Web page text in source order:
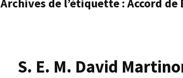
Archives de l’étiquette :Accord de
S. E. M. David